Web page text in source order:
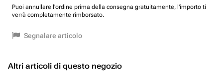
Puoi annullare l'ordine prima della consegna gratuitamente, l'importo ti
verrà completamente rimborsato.
Segnalare articolo
Altri articoli di questo negozio